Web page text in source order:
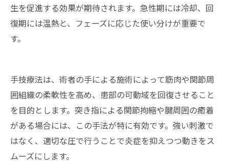
生を促進する効果が期待されます。急性期には冷却、回
復期には温熱と、フェーズに応じた使い分けが重要で
す。
手技療法は、術者の手による施術によって筋肉や関節周
囲組織の柔軟性を高め、患部の可動域を回復させること
を目的とします。突き指による関節拘縮や腱周囲の癒着
がある場合には、この手法が特に有効です。強い刺激で
はなく、適切な圧で行うことで炎症を抑えつつ動きをス
ムーズにします。